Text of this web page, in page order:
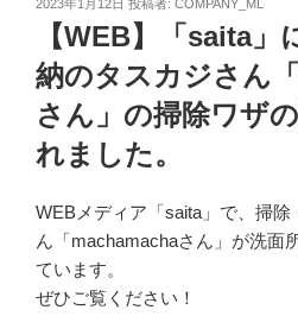
2023年1月12日 投稿者: COMPANY_ML
【WEB】「saita」
納のタスカジさん
さん」の掃除ワザ
れました。
WEB メディア「saita 」で、掃
ん「machamachaさん」が洗面
ています。
ぜひご覧ください！